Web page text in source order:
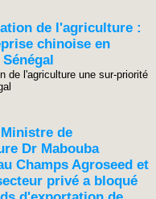
de l'agriculture :
chinoise en
de l'agriculture une sur-priorité
de
Dr Mabouba
Champs Agroseed et
privé a bloqué